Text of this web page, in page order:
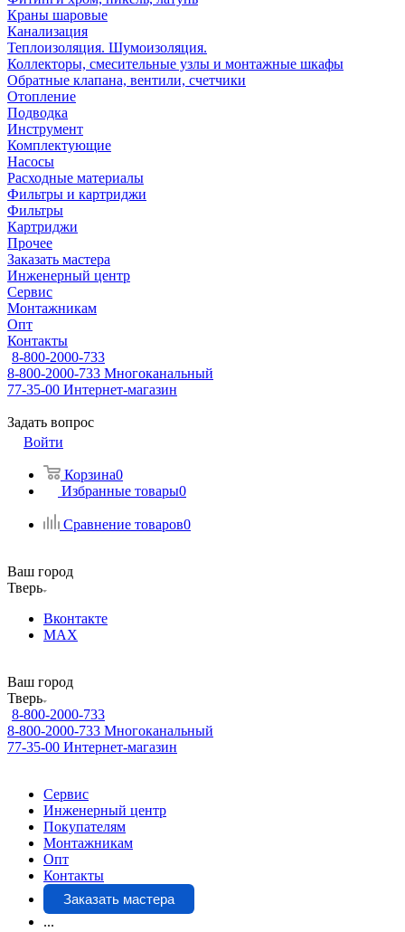
Краны шаровые
Канализация
Теплоизоляция. Шумоизоляция.
Коллекторы, смесительные узлы и монтажные шкафы
Обратные клапана, вентили, счетчики
Отопление
Подводка
Инструмент
Комплектующие
Насосы
Расходные материалы
Фильтры и картриджи
Фильтры
Картриджи
Прочее
Заказать мастера
Инженерный центр
Сервис
Монтажникам
Опт
Контакты
8-800-2000-733
8-800-2000-733 Многоканальный
77-35-00 Интернет-магазин
Задать вопрос
Войти
Корзина0
Избранные товары0
Сравнение товаров0
Ваш город
Тверь
Вконтакте
MAX
Ваш город
Тверь
8-800-2000-733
8-800-2000-733 Многоканальный
77-35-00 Интернет-магазин
Сервис
Инженерный центр
Покупателям
Монтажникам
Опт
Контакты
Заказать мастера
...